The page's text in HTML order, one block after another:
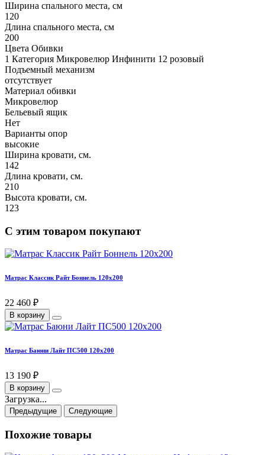
Ширина спального места, см
120
Длина спального места, см
200
Цвета Обивки
1 Категория Микровелюр Инфинити 12 розовый
Подъемный механизм
отсутствует
Материал обивки
Микровелюр
Бельевый ящик
Нет
Варианты опор
высокие
Ширина кровати, см.
142
Длина кровати, см.
210
Высота кровати, см.
123
С этим товаром покупают
Матрас Классик Райт Боннель 120х200
22 460 ₽
В корзину
Матрас Баюни Лайт ПС500 120х200
13 190 ₽
В корзину
Загрузка...
Предыдущие Следующие
Похожие товары